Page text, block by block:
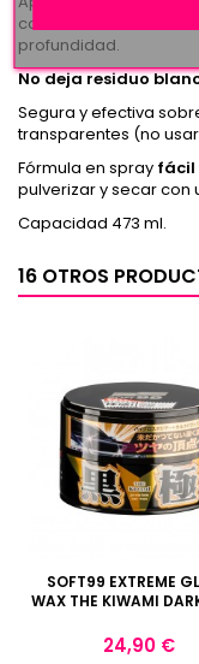
como un
profundidad.
No deja residuo
Segura y efectiva
transparentes (no
Fórmula en spray fácil
pulverizar y secar
Capacidad 473 ml.
16 OTROS
SOFT99 EXTREME
WAX THE KIWAMI
Precio
24,90 €